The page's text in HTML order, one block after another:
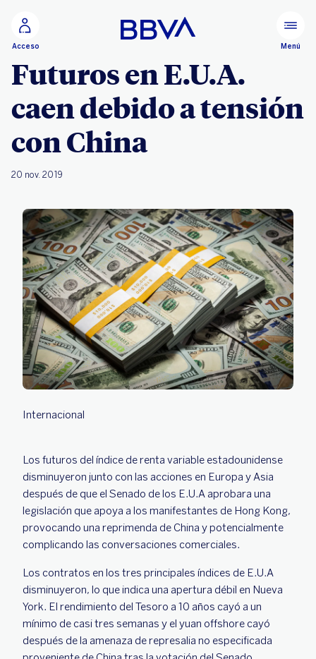
Acceso Menú
Futuros en E.U.A.
caen debido a tensión
con China
20 nov. 2019
Internacional
Los futuros del índice de renta variable estadounidense
disminuyeron junto con las acciones en Europa y Asia
después de que el Senado de los E.U.A aprobara una
legislación que apoya a los manifestantes de Hong Kong,
provocando una reprimenda de China y potencialmente
complicando las conversaciones comerciales.
Los contratos en los tres principales índices de E.U.A
disminuyeron, lo que indica una apertura débil en Nueva
York. El rendimiento del Tesoro a 10 años cayó a un
mínimo de casi tres semanas y el yuan offshore cayó
después de la amenaza de represalia no especificada